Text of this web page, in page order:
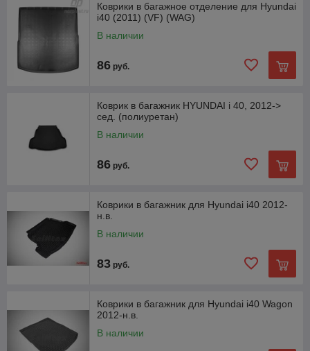
Коврики в багажное отделение для Hyundai
i40 (2011) (VF) (WAG)
В наличии
86 руб.
Коврик в багажник HYUNDAI i 40, 2012->
сед. (полиуретан)
В наличии
86 руб.
Коврики в багажник для Hyundai i40 2012-
н.в.
В наличии
83 руб.
Коврики в багажник для Hyundai i40 Wagon
2012-н.в.
В наличии